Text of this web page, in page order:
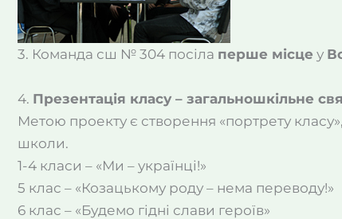
3. Команда сш № 304 посіла перше місце у
4. Презентація класу – загальношкільне
Метою проекту є створення «портрету
школи.
1-4 класи – «Ми – українці!»
5 клас – «Козацькому роду – нема переводу!»
6 клас – «Будемо гідні слави героїв»